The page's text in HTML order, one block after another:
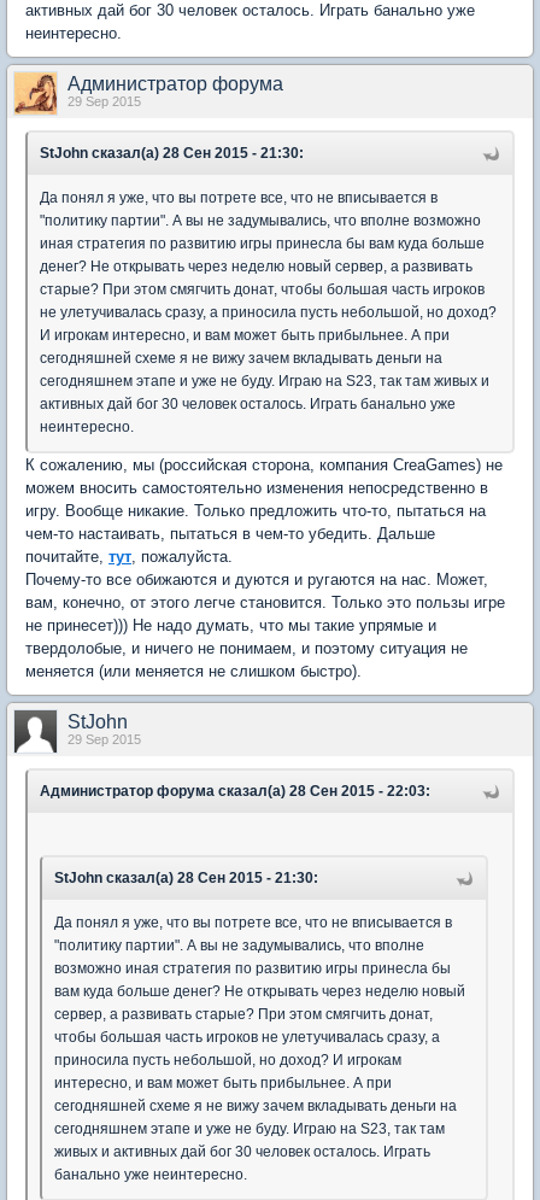
активных дай бог 30 человек осталось. Играть банально уже
неинтересно.
Администратор форума
29 Sep 2015
StJohn сказал(а) 28 Сен 2015 - 21:30:
Да понял я уже, что вы потрете все, что не вписывается в
"политику партии". А вы не задумывались, что вполне возможно
иная стратегия по развитию игры принесла бы вам куда больше
денег? Не открывать через неделю новый сервер, а развивать
старые? При этом смягчить донат, чтобы большая часть игроков
не улетучивалась сразу, а приносила пусть небольшой, но доход?
И игрокам интересно, и вам может быть прибыльнее. А при
сегодняшней схеме я не вижу зачем вкладывать деньги на
сегодняшнем этапе и уже не буду. Играю на S23, так там живых и
активных дай бог 30 человек осталось. Играть банально уже
неинтересно.
К сожалению, мы (российская сторона, компания CreaGames) не
можем вносить самостоятельно изменения непосредственно в
игру. Вообще никакие. Только предложить что-то, пытаться на
чем-то настаивать, пытаться в чем-то убедить. Дальше
почитайте, тут, пожалуйста.
Почему-то все обижаются и дуются и ругаются на нас. Может,
вам, конечно, от этого легче становится. Только это пользы игре
не принесет))) Не надо думать, что мы такие упрямые и
твердолобые, и ничего не понимаем, и поэтому ситуация не
меняется (или меняется не слишком быстро).
StJohn
29 Sep 2015
Администратор форума сказал(а) 28 Сен 2015 - 22:03:
StJohn сказал(а) 28 Сен 2015 - 21:30:
Да понял я уже, что вы потрете все, что не вписывается в
"политику партии". А вы не задумывались, что вполне
возможно иная стратегия по развитию игры принесла бы
вам куда больше денег? Не открывать через неделю новый
сервер, а развивать старые? При этом смягчить донат,
чтобы большая часть игроков не улетучивалась сразу, а
приносила пусть небольшой, но доход? И игрокам
интересно, и вам может быть прибыльнее. А при
сегодняшней схеме я не вижу зачем вкладывать деньги на
сегодняшнем этапе и уже не буду. Играю на S23, так там
живых и активных дай бог 30 человек осталось. Играть
банально уже неинтересно.